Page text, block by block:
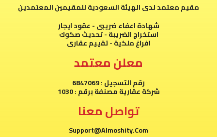
مقيم معتمد لدى الهيئة السعودية للمقيمين المعتمدين
شهادة اعفاء ضريبى - عقود ايجار
استخراج الضريبة - تحديث صكوك
افراغ ملكية - تقييم عقارى
معلن معتمد
رقم التسجيل : 6847069
شركة عقارية مصنفة برقم : 1030
تواصل معنا
Support@Almoshity.Com